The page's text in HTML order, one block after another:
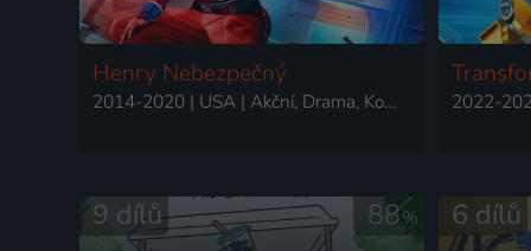
Henry Nebezpečný
2014-2020 | USA | Akční, Drama, Komedie, Rodinný, Science Fiction
88%
9 dílů 6 dílů